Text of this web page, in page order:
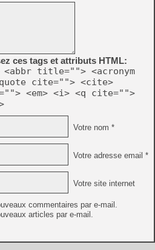
ces tags et attributs HTML:
title=""> <acronym
cite=""> <cite>
<em> <i> <q cite="">
Votre nom *
Votre adresse email *
Votre site internet
commentaires par e-mail.
articles par e-mail.